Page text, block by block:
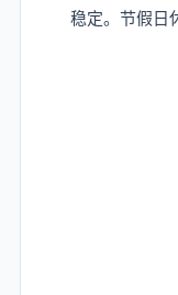
稳定。节假日